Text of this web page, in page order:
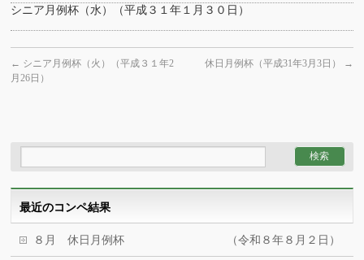
シニア月例杯（水）（平成３１年１月３０日）
← シニア月例杯（火）（平成３１年2
月26日）
休日月例杯（平成31年3月3日） →
最近のコンペ結果
８月 休日月例杯 （令和８年８月２日）